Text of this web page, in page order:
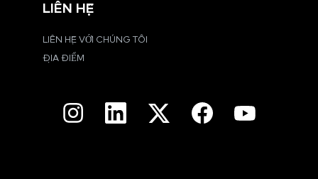
LIÊN HỆ
LIÊN HỆ VỚI CHÚNG TÔI
ĐỊA ĐIỂM